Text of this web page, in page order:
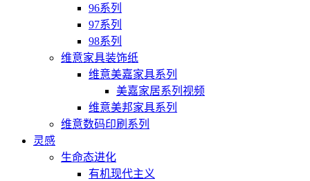
96系列
97系列
98系列
维意家具装饰纸
维意美嘉家具系列
美嘉家居系列视频
维意美邦家具系列
维意数码印刷系列
灵感
生命态进化
有机现代主义